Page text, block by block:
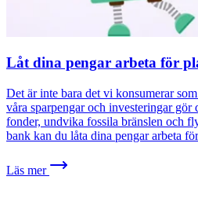
Låt dina pengar arbeta för
Det är inte bara det vi konsumerar
våra sparpengar och investeringar gör
fonder, undvika fossila bränslen och
bank kan du låta dina pengar arbeta
Läs mer